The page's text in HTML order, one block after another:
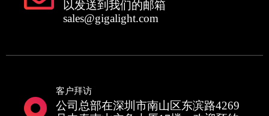
以发送到我们的邮箱
sales@gigalight.com
客户拜访
公司总部在深圳市南山区东滨路4269